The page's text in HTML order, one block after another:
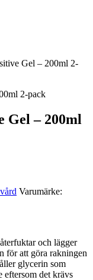
Gel – 200ml 2-
Gel – 200ml
Varumärke:
och lägger
för att göra rakningen
glycerin som
eftersom det krävs